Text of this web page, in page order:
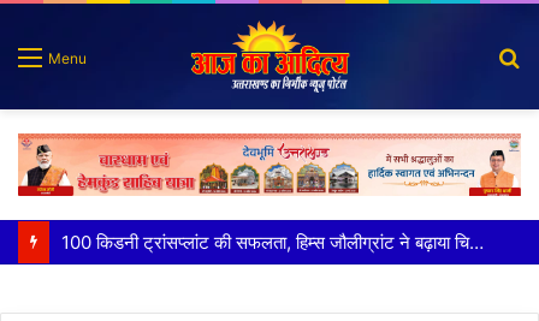
Menu
पात्र लोगों को सरकारी योजनाओं का सीधे मिल रहा लाभः धामी